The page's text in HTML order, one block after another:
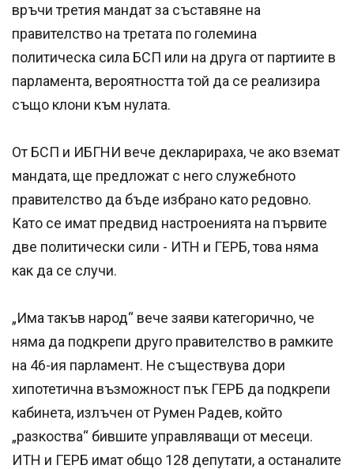
връчи третия мандат за съставяне на
правителство на третата по големина
политическа сила БСП или на друга от партиите в
парламента, вероятността той да се реализира
също клони към нулата.
От БСП и ИБГНИ вече декларираха, че ако вземат
мандата, ще предложат с него служебното
правителство да бъде избрано като редовно.
Като се имат предвид настроенията на първите
две политически сили - ИТН и ГЕРБ, това няма
как да се случи.
„Има такъв народ“ вече заяви категорично, че
няма да подкрепи друго правителство в рамките
на 46-ия парламент. Не съществува дори
хипотетична възможност пък ГЕРБ да подкрепи
кабинета, излъчен от Румен Радев, който
„разкоства“ бившите управляващи от месеци.
ИТН и ГЕРБ имат общо 128 депутати, а останалите